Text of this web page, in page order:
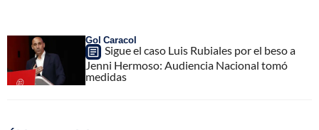
Gol Caracol
Sigue el caso Luis Rubiales por el beso a
Jenni Hermoso: Audiencia Nacional tomó
medidas